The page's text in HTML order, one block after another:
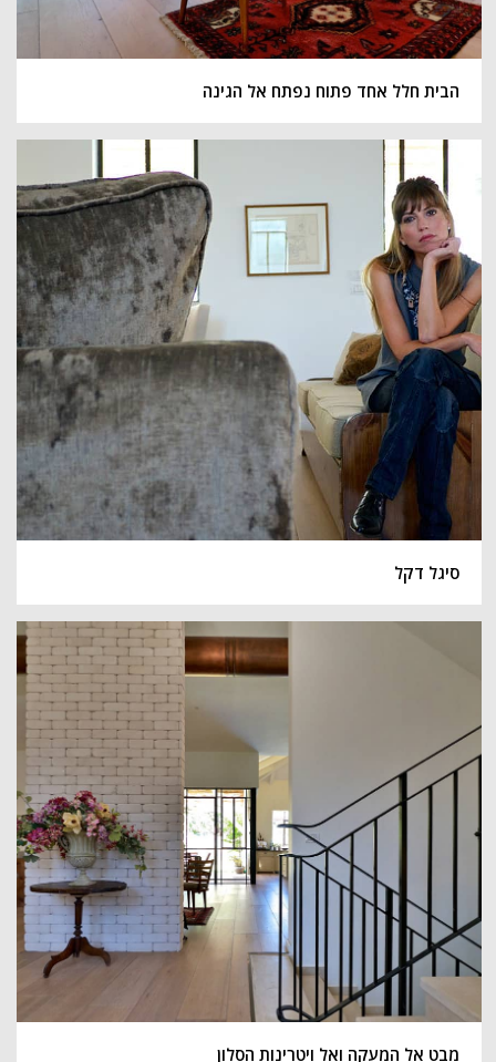
הבית חלל אחד פתוח נפתח אל הגינה
סיגל דקל
מבט אל המעקה ואל ויטרינות הסלון